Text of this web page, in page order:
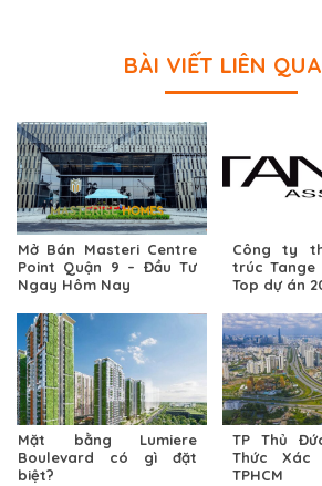
BÀI VIẾT LIÊN
Mở Bán Masteri Centre
Point Quận 9 – Đầu Tư
Ngay Hôm Nay
Công ty
trúc Tange
Top dự án
Mặt bằng Lumiere
Boulevard có gì đặt
biệt?
TP Thủ
Thức Xác
TPHCM